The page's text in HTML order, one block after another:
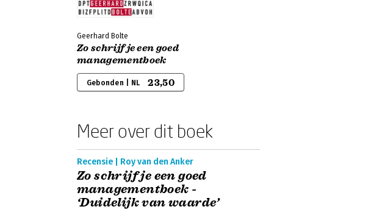
Geerhard Bolte
Zo schrijf je een goed
managementboek
Gebonden | NL 23,50
Meer over dit boek
Recensie | Roy van den Anker
Zo schrijf je een goed
managementboek -
‘Duidelijk van waarde’